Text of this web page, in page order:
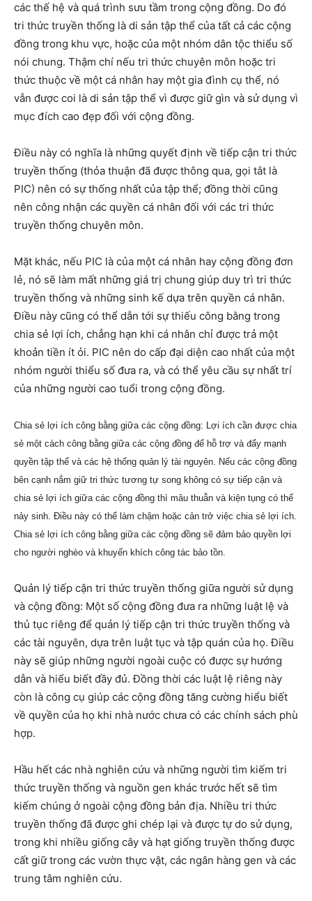
các thế hệ và quá trình sưu tầm trong cộng đồng. Do đó
tri thức truyền thống là di sản tập thể của tất cả các cộng
đồng trong khu vực, hoặc của một nhóm dân tộc thiểu số
nói chung. Thậm chí nếu tri thức chuyên môn hoặc tri
thức thuộc về một cá nhân hay một gia đình cụ thể, nó
vẫn được coi là di sản tập thể vì được giữ gìn và sử dụng vì
mục đích cao đẹp đối với cộng đồng.
Điều này có nghĩa là những quyết định về tiếp cận tri thức
truyền thống (thỏa thuận đã được thông qua, gọi tắt là
PIC) nên có sự thống nhất của tập thể; đồng thời cũng
nên công nhận các quyền cá nhân đối với các tri thức
truyền thống chuyên môn.
Mặt khác, nếu PIC là của một cá nhân hay cộng đồng đơn
lẻ, nó sẽ làm mất những giá trị chung giúp duy trì tri thức
truyền thống và những sinh kế dựa trên quyền cá nhân.
Điều này cũng có thể dẫn tới sự thiếu công bằng trong
chia sẻ lợi ích, chẳng hạn khi cá nhân chỉ được trả một
khoản tiền ít ỏi. PIC nên do cấp đại diện cao nhất của một
nhóm người thiểu số đưa ra, và có thể yêu cầu sự nhất trí
của những người cao tuổi trong cộng đồng.
Chia sẻ lợi ích công bằng giữa các cộng đồng: Lợi ích cần được chia
sẻ một cách công bằng giữa các cộng đồng để hỗ trợ và đẩy mạnh
quyền tập thể và các hệ thống quản lý tài nguyên. Nếu các cộng đồng
bên cạnh nắm giữ tri thức tương tự song không có sự tiếp cận và
chia sẻ lợi ích giữa các cộng đồng thì mâu thuẫn và kiện tụng có thể
nảy sinh. Điều này có thể làm chậm hoặc cản trở việc chia sẻ lợi ích.
Chia sẻ lợi ích công bằng giữa các cộng đồng sẽ đảm bảo quyền lợi
cho người nghèo và khuyến khích công tác bảo tồn.
Quản lý tiếp cận tri thức truyền thống giữa người sử dụng
và cộng đồng: Một số cộng đồng đưa ra những luật lệ và
thủ tục riêng để quản lý tiếp cận tri thức truyền thống và
các tài nguyên, dựa trên luật tục và tập quán của họ. Điều
này sẽ giúp những người ngoài cuộc có được sự hướng
dẫn và hiểu biết đầy đủ. Đồng thời các luật lệ riêng này
còn là công cụ giúp các cộng đồng tăng cường hiểu biết
về quyền của họ khi nhà nước chưa có các chính sách phù
hợp.
Hầu hết các nhà nghiên cứu và những người tìm kiếm tri
thức truyền thống và nguồn gen khác trước hết sẽ tìm
kiếm chúng ở ngoài cộng đồng bản địa. Nhiều tri thức
truyền thống đã được ghi chép lại và được tự do sử dụng,
trong khi nhiều giống cây và hạt giống truyền thống được
cất giữ trong các vườn thực vật, các ngân hàng gen và các
trung tâm nghiên cứu.